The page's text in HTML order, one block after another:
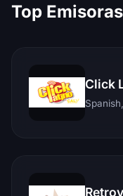
Top
Click